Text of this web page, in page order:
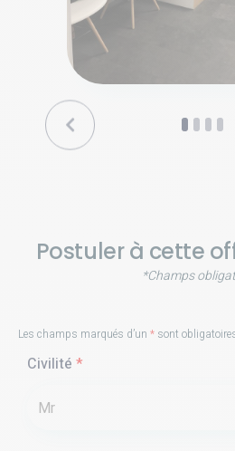
Postuler à cette
*Champs
Les champs marqués d’un * sont
Civilité *